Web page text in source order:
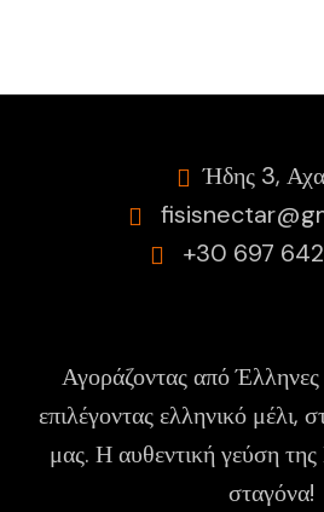
Ήδης 3,
+30 697
Αγοράζοντας από
επιλέγοντας ελληνικό μέλι,
μας. Η αυθεντική γεύση
σταγόνα!